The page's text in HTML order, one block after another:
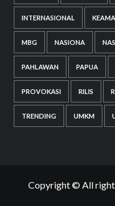
INTERNASIONAL
MBG NASIONA
PAHLAWAN PAPUA
PROVOKASI RILIS
TRENDING UMKM
Copyright © All